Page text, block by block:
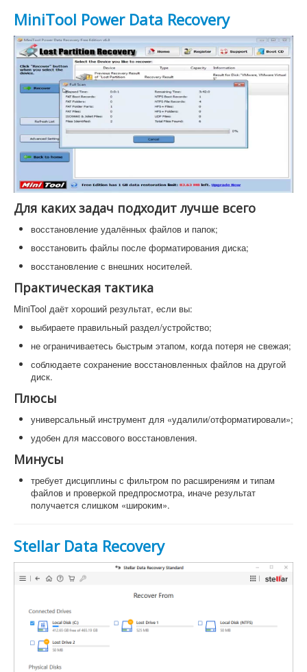
MiniTool Power Data Recovery
Для каких задач подходит лучше всего
восстановление удалённых файлов и папок;
восстановить файлы после форматирования диска;
восстановление с внешних носителей.
Практическая тактика
MiniTool даёт хороший результат, если вы:
выбираете правильный раздел/устройство;
не ограничиваетесь быстрым этапом, когда потеря не свежая;
соблюдаете сохранение восстановленных файлов на другой
диск.
Плюсы
универсальный инструмент для «удалили/отформатировали»;
удобен для массового восстановления.
Минусы
требует дисциплины с фильтром по расширениям и типам
файлов и проверкой предпросмотра, иначе результат
получается слишком «широким».
Stellar Data Recovery